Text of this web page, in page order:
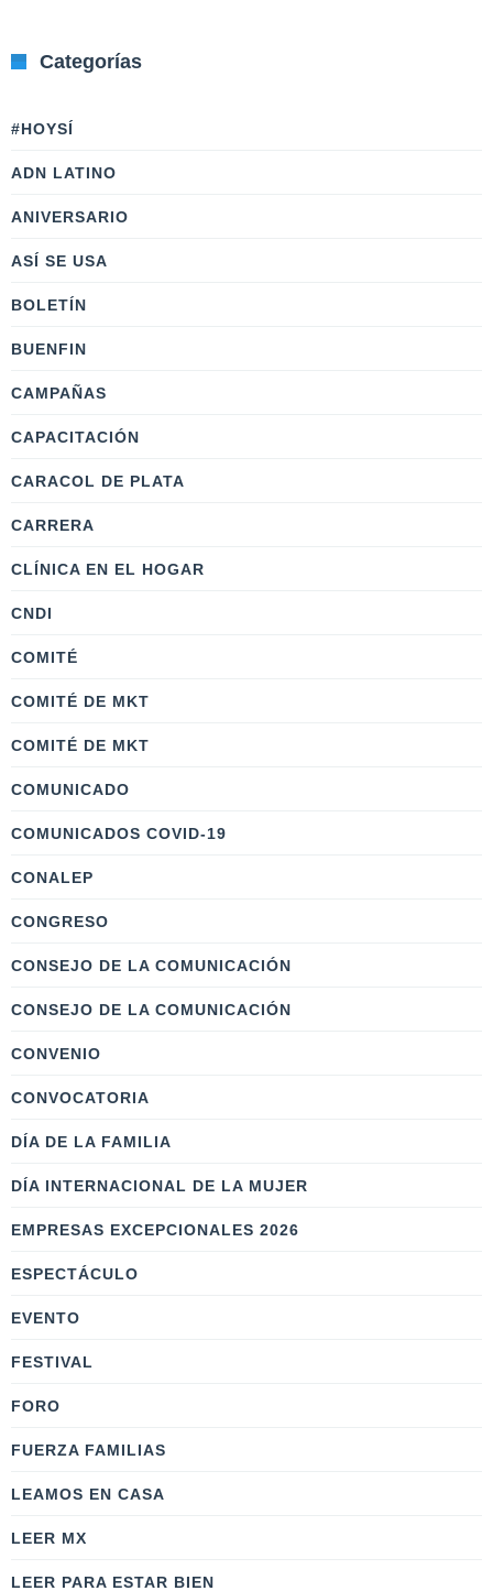
Categorías
#HOYSÍ
ADN LATINO
ANIVERSARIO
ASÍ SE USA
BOLETÍN
BUENFIN
CAMPAÑAS
CAPACITACIÓN
CARACOL DE PLATA
CARRERA
CLÍNICA EN EL HOGAR
CNDI
COMITÉ
COMITÉ DE MKT
COMITÉ DE MKT
COMUNICADO
COMUNICADOS COVID-19
CONALEP
CONGRESO
CONSEJO DE LA COMUNICACIÓN
CONSEJO DE LA COMUNICACIÓN
CONVENIO
CONVOCATORIA
DÍA DE LA FAMILIA
DÍA INTERNACIONAL DE LA MUJER
EMPRESAS EXCEPCIONALES 2026
ESPECTÁCULO
EVENTO
FESTIVAL
FORO
FUERZA FAMILIAS
LEAMOS EN CASA
LEER MX
LEER PARA ESTAR BIEN